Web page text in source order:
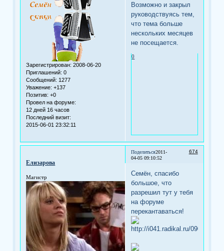
Зарегистрирован: 2008-06-20
Приглашений: 0
Сообщений: 1277
Уважение: +137
Позитив: +0
Провел на форуме:
12 дней 16 часов
Последний визит:
2015-06-01 23:32:11
Возможно и закрыл
руководствуясь тем,
что тема больше
нескольких месяцев
не посещается.
0
Поделиться 674
2011-
04-05 09:10:52
Елизарова
Магистр
Семён, спасибо
большое, что
разрешил тут у тебя
на форуме
перекантаваться!